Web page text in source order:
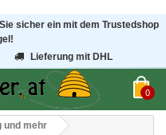
sicher ein mit dem Trustedshop
Lieferung mit DHL
0
und mehr